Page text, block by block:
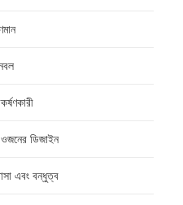
ডিজাইন
এবং বন্ধুত্ব